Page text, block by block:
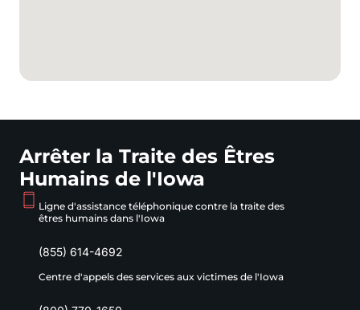
Arrêter la Traite des Êtres
Humains de l'Iowa
Ligne d'assistance téléphonique contre la traite des
êtres humains dans l'Iowa
(855) 614-4692
Centre d'appels des services aux victimes de l'Iowa